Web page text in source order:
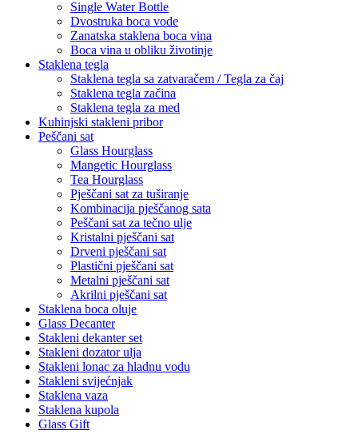
Single Water Bottle
Dvostruka boca vode
Zanatska staklena boca vina
Boca vina u obliku životinje
Staklena tegla
Staklena tegla sa zatvaračem / Tegla za čaj
Staklena tegla začina
Staklena tegla za med
Kuhinjski stakleni pribor
Peščani sat
Glass Hourglass
Mangetic Hourglass
Tea Hourglass
Pješčani sat za tuširanje
Kombinacija pješčanog sata
Peščani sat za tečno ulje
Kristalni pješčani sat
Drveni pješčani sat
Plastični pješčani sat
Metalni pješčani sat
Akrilni pješčani sat
Staklena boca oluje
Glass Decanter
Stakleni dekanter set
Stakleni dozator ulja
Stakleni lonac za hladnu vodu
Stakleni svijećnjak
Staklena vaza
Staklena kupola
Glass Gift